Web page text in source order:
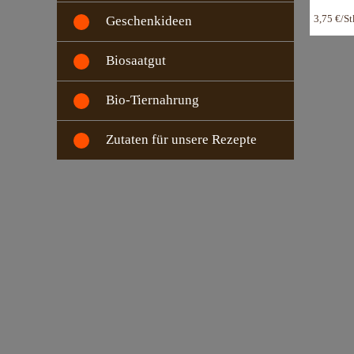
Geschenkideen
Biosaatgut
Bio-Tiernahrung
Zutaten für unsere Rezepte
3,75 €/